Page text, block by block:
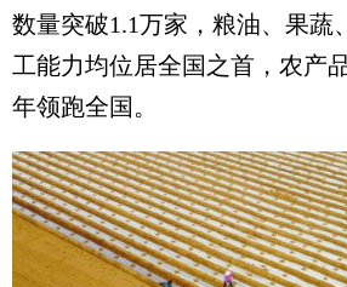
数量突破1.1万家，粮油、果蔬
工能力均位居全国之首，农产
年领跑全国。